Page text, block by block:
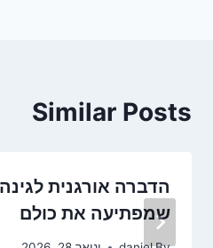
Similar Posts
הדברה אורגנית
שמפתיעה את כולם